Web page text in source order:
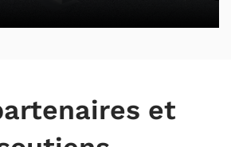
et